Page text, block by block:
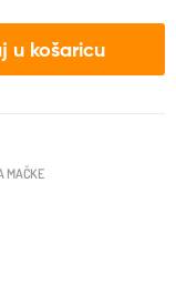
u košaricu
MAČKE